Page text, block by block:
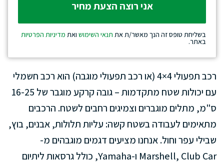
בשליחת טופס זה הנך מאשר/ת את תנאי השימוש ואת מדיניות הפרטיות
באתר.
רכב תפעולי 4×4 (או רכב תפעולי מוגבה) הוא רכב חשמלי
עם יכולות שטח מתקדמות – גובה קרקע מוגבר של 16-25
ס"מ, מתלים מוגברים וצמיגים רחבים לשטח. הרכבים
מתאימים לעבודה בשטח קשה: עליות תלולות, אבנים, בוץ,
שבילי עפר וחול. אנחנו מציעים דגמים מוגבהים מ-
Marshell, Club Car ו-Yamaha, כולל גרסאות ליתיום